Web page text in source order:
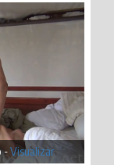
-Visualizar